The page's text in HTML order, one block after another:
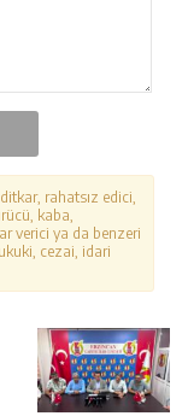
rahatsız edici,
kaba,
verici ya da benzeri
cezai, idari